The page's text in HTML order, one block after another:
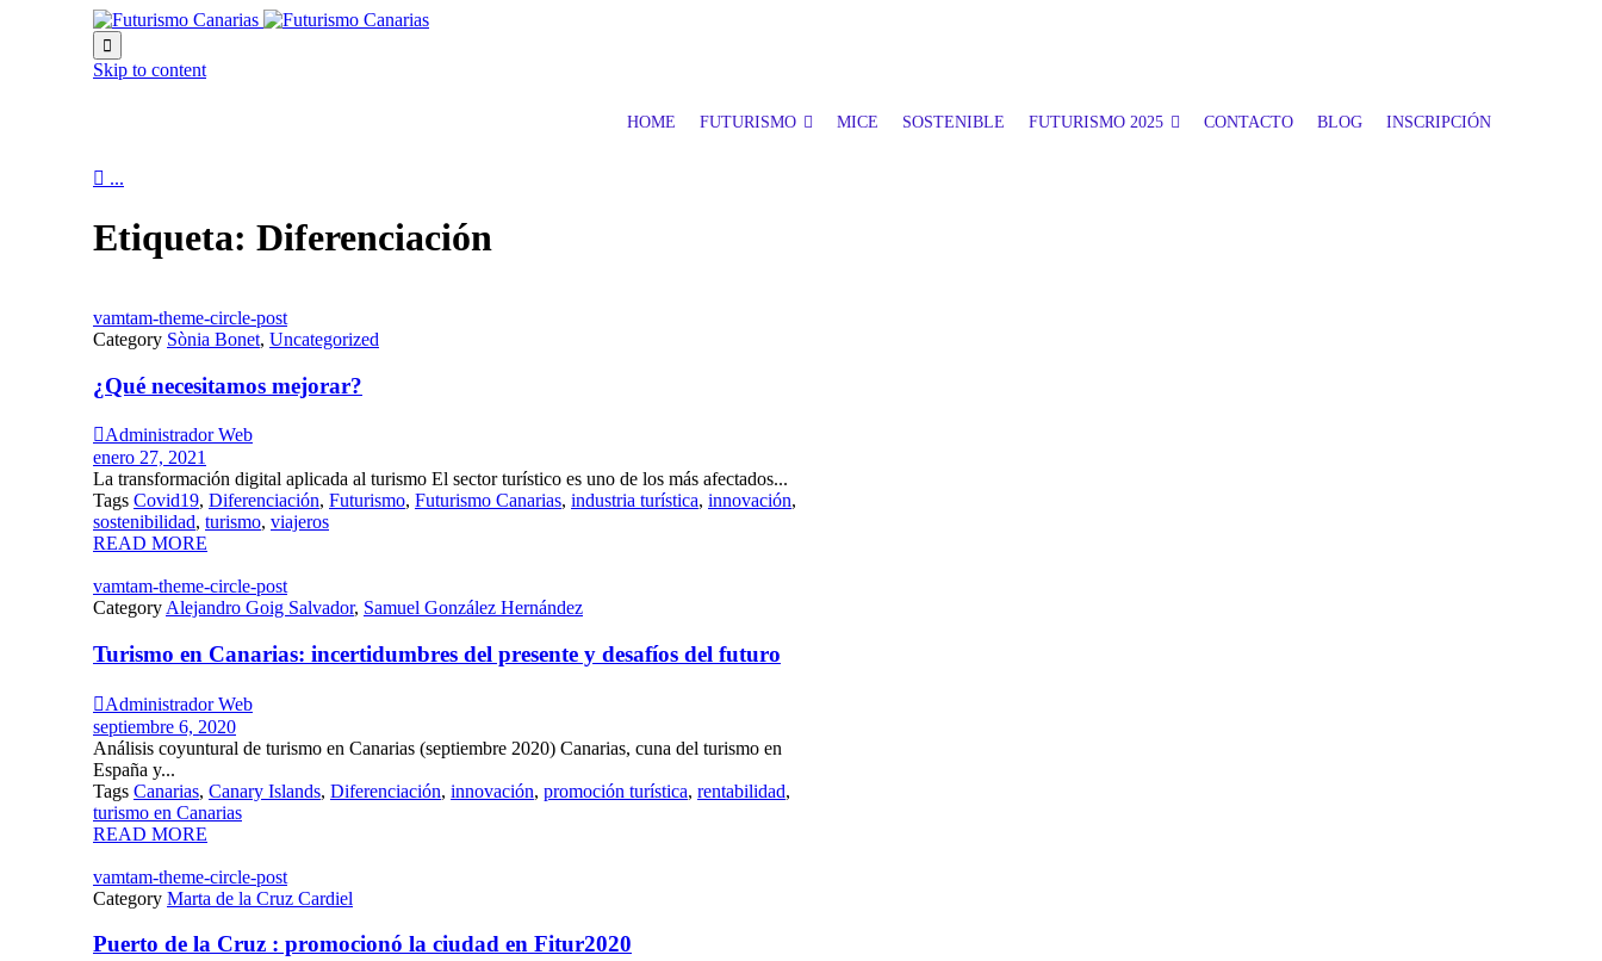

Skip to content
HOME FUTURISMO MICE SOSTENIBLE FUTURISMO 2025 CONTACTO BLOG INSCRIPCIÓN
 ...
Etiqueta: Diferenciación
vamtam-theme-circle-post
Category Sònia Bonet, Uncategorized
¿Qué necesitamos mejorar?
Administrador Web
enero 27, 2021
La transformación digital aplicada al turismo El sector turístico es uno de los más afectados...
Tags Covid19, Diferenciación, Futurismo, Futurismo Canarias, industria turística, innovación,
sostenibilidad, turismo, viajeros
READ MORE
vamtam-theme-circle-post
Category Alejandro Goig Salvador, Samuel González Hernández
Turismo en Canarias: incertidumbres del presente y desafíos del futuro
Administrador Web
septiembre 6, 2020
Análisis coyuntural de turismo en Canarias (septiembre 2020) Canarias, cuna del turismo en
España y...
Tags Canarias, Canary Islands, Diferenciación, innovación, promoción turística, rentabilidad,
turismo en Canarias
READ MORE
vamtam-theme-circle-post
Category Marta de la Cruz Cardiel
Puerto de la Cruz : promocionó la ciudad en Fitur2020